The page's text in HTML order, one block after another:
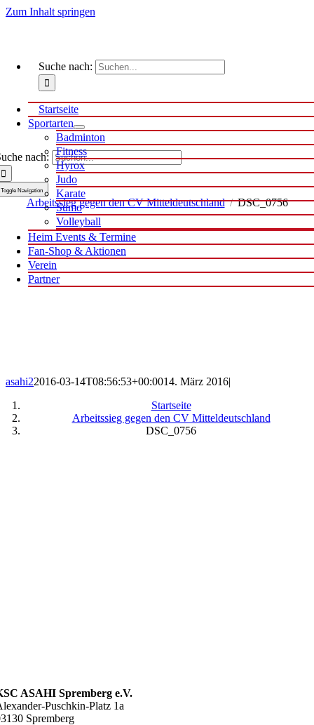
Zum Inhalt springen
nach:
Toggle Navigation
Startseite
Sportarten
Badminton
Fitness
Hyrox
Judo
Karate
Sumo
Volleyball
Heim Events & Termine
Fan-Shop & Aktionen
Verein
Partner
Suche nach:
Arbeitssieg gegen den CV Mitteldeutschland / DSC_0756
asahi22016-03-14T08:56:53+00:0014. März 2016|
Startseite
Arbeitssieg gegen den CV Mitteldeutschland
DSC_0756
ASAHI Spremberg e.V.
Puschkin-Platz 1a
Spremberg